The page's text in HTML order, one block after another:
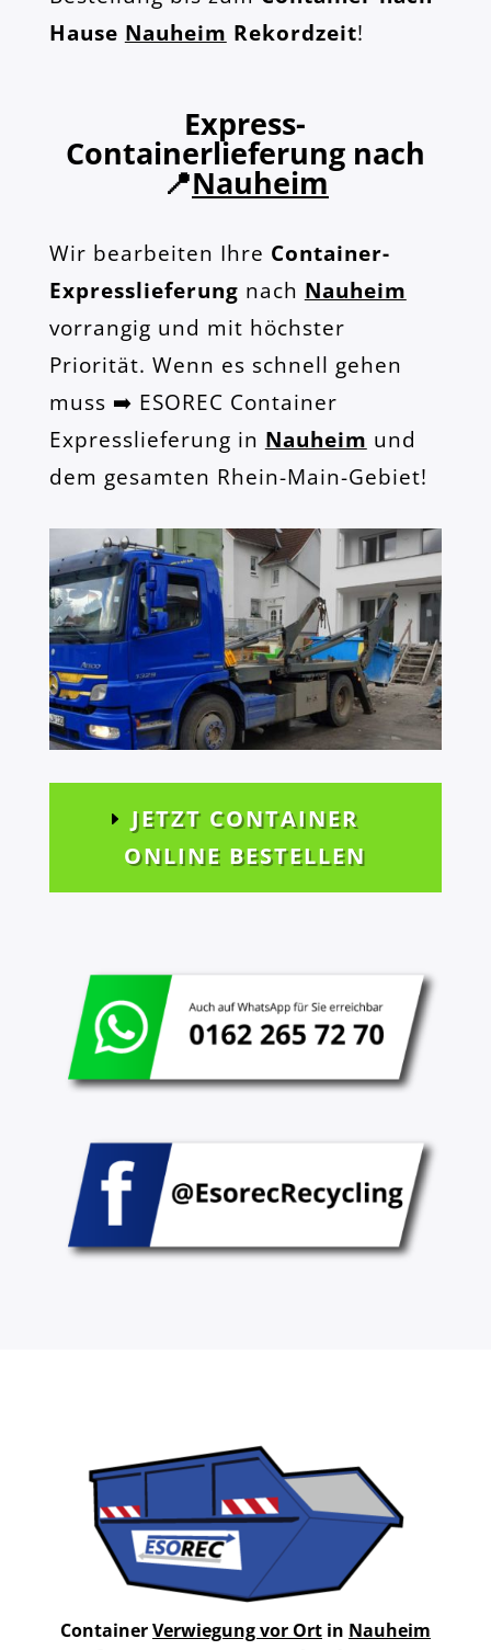
Hause Nauheim Rekordzeit!
Express-
Containerlieferung nach
📍Nauheim
Wir bearbeiten Ihre Container-
Expresslieferung nach Nauheim
vorrangig und mit höchster
Priorität. Wenn es schnell gehen
muss ➡️ ESOREC Container
Expresslieferung in Nauheim und
dem gesamten Rhein-Main-Gebiet!
JETZT CONTAINER
ONLINE BESTELLEN
ContainerVerwiegung vor Ortin Nauheim